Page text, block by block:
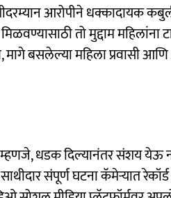
आरोपीने धक्कादायक
तो मुद्दाम
मागे बसलेल्या महिला प्रवासी
धडक दिल्यानंतर संशय येऊ
संपूर्ण घटना कॅमेऱ्यात